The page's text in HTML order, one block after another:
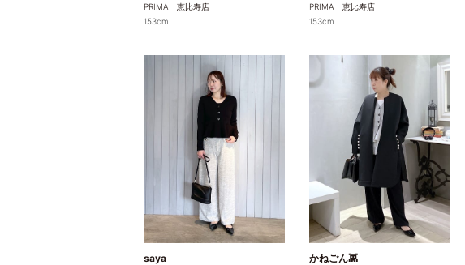
PRIMA 恵比寿店
153cm
PRIMA 恵比寿店
153cm
saya かねごん👾